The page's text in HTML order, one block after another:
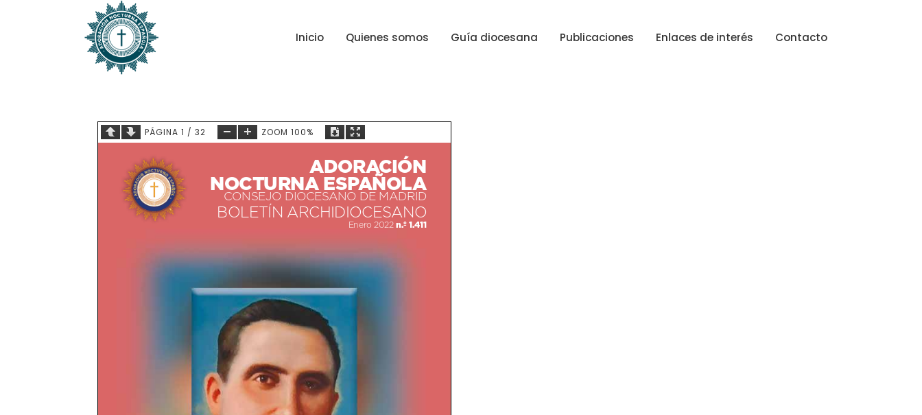
Inicio Quienes somos Guía diocesana Publicaciones Enlaces de interés Contacto
PÁGINA 1 / 32 ZOOM 100%
ADORACIÓN
NOCTURNA ESPAÑOLA
BOLETÍN ARCHIDIOCESANO
CONSEJO DIOCESANO DE MADRID
Enero 2022 n.º 1.411